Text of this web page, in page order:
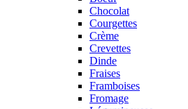
Chocolat
Courgettes
Crème
Crevettes
Dinde
Fraises
Framboises
Fromage